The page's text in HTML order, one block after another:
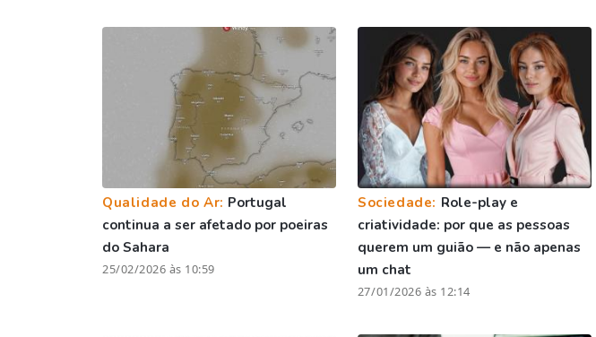
Qualidade do Ar: Portugal
continua a ser afetado por poeiras
do Sahara
25/02/2026 às 10:59
Sociedade: Role-play e
criatividade: por que as pessoas
querem um guião — e não apenas
um chat
27/01/2026 às 12:14